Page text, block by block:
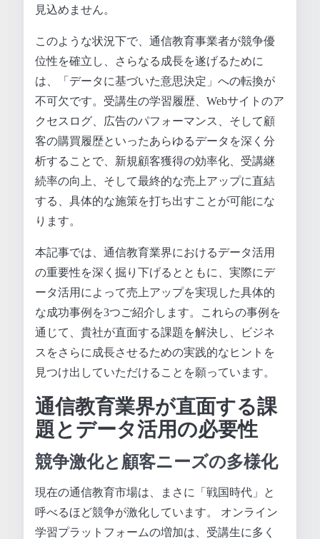
見込めません。
このような状況下で、通信教育事業者が競争優
位性を確立し、さらなる成長を遂げるために
は、「データに基づいた意思決定」への転換が
不可欠です。受講生の学習履歴、Webサイトのア
クセスログ、広告のパフォーマンス、そして顧
客の購買履歴といったあらゆるデータを深く分
析することで、新規顧客獲得の効率化、受講継
続率の向上、そして最終的な売上アップに直結
する、具体的な施策を打ち出すことが可能にな
ります。
本記事では、通信教育業界におけるデータ活用
の重要性を深く掘り下げるとともに、実際にデ
ータ活用によって売上アップを実現した具体的
な成功事例を3つご紹介します。これらの事例を
通じて、貴社が直面する課題を解決し、ビジネ
スをさらに成長させるための実践的なヒントを
見つけ出していただけることを願っています。
通信教育業界が直面する課
題とデータ活用の必要性
競争激化と顧客ニーズの多様化
現在の通信教育市場は、まさに「戦国時代」と
呼べるほど競争が激化しています。 オンライン
学習プラットフォームの増加は、受講生に多く